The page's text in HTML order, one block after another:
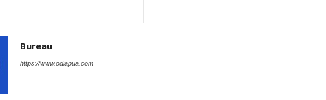
Bureau
https://www.odiapua.com